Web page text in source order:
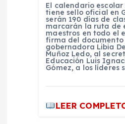
El calendario escolar
tiene sello oficial en
serán 190 días de
marcarán la ruta de
maestros en todo el
firma del documento
gobernadora Libia
Muñoz Ledo, al
Educación Luis
Gómez, a los líderes
LEER